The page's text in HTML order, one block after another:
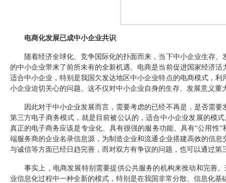
电商化发展已成中小企业共识
随着经济全球化、竞争国际化的扑面而来，当下中小企业生存、
的中小企业带来了前所未有的全新机遇。电商是当前促进国家经济
适合中小企业，特别是我国欠发达地区中小企业特点的电商模式，利
小企业迫切关心的问题。这不仅对中小企业自身的生存、发展意义重
因此对于中小企业发展而言，需要考虑的已经不再是，是否需要
第三方电子商务模式，就是目前被公认的，适合中小企业发展的模
真正的电子商务应该是专业化、具有很强的服务功能、具有“公用性”
端服务商的企业名录信息源，为制造企业和流通企业搭建高效的信
与诚信等方面已经日趋完善，而对双方有争议的问题，也可以通过
事实上，电商发展特别需要提供公共服务的机构来推动和完善。
业信息化过程中一种全新的模式，特别是在我国非常分散、信息化基